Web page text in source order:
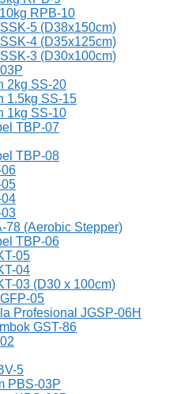
RPB-10
5 (D38x150cm)
4 (D35x125cm)
3 (D30x100cm)
2kg SS-20
1.5kg SS-15
1kg SS-10
TBP-07
TBP-08
78 (Aerobic Stepper)
TBP-06
05
04
03 (D30 x 100cm)
05
Profesional JGSP-06H
GST-86
5
PBS-03P